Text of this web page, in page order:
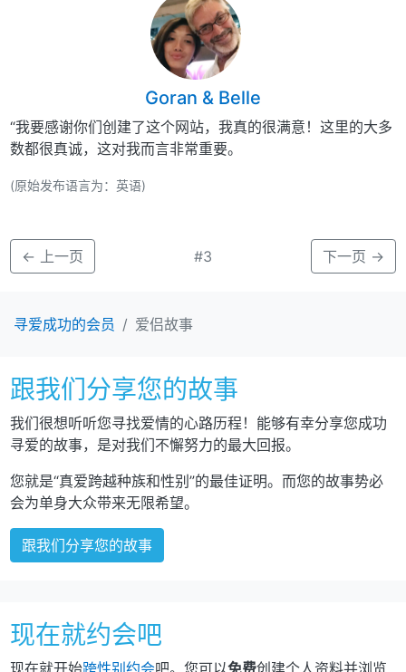
Goran & Belle
“我要感谢你们创建了这个网站，我真的很满意！这里的大多
数都很真诚，这对我而言非常重要。
(原始发布语言为：英语)
← 上一页 #3 下一页 →
寻爱成功的会员 爱侣故事
跟我们分享您的故事
我们很想听听您寻找爱情的心路历程！能够有幸分享您成功
寻爱的故事，是对我们不懈努力的最大回报。
您就是“真爱跨越种族和性别”的最佳证明。而您的故事势必
会为单身大众带来无限希望。
跟我们分享您的故事
现在就约会吧
现在就开始跨性别约会吧。您可以免费创建个人资料并浏览